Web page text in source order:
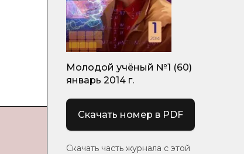
Молодой учёный №1 (60)
январь 2014 г.
Скачать номер в PDF
Скачать часть журнала с этой